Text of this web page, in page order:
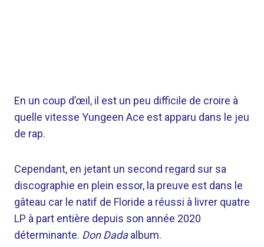
En un coup d’œil, il est un peu difficile de croire à
quelle vitesse Yungeen Ace est apparu dans le jeu
de rap.
Cependant, en jetant un second regard sur sa
discographie en plein essor, la preuve est dans le
gâteau car le natif de Floride a réussi à livrer quatre
LP à part entière depuis son année 2020
déterminante. Don Dadaalbum.